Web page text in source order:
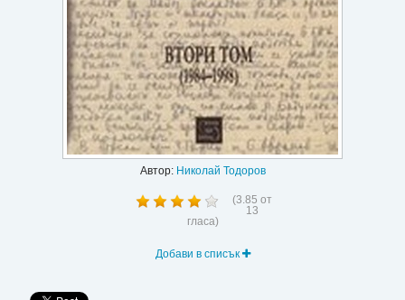
Регистрация
Автор: Николай Тодоров
(3.85 от
13
гласа)
Добави в списък